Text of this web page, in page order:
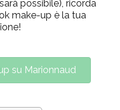
possibile), ricorda
make-up è la tua
su Marionnaud